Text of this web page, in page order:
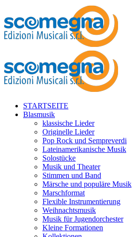
STARTSEITE
Blasmusik
klassische Lieder
Originelle Lieder
Pop Rock und Sempreverdi
Lateinamerikanische Musik
Solostücke
Musik und Theater
Stimmen und Band
Märsche und populäre Musik
Marschformat
Flexible Instrumentierung
Weihnachtsmusik
Musik für Jugendorchester
Kleine Formationen